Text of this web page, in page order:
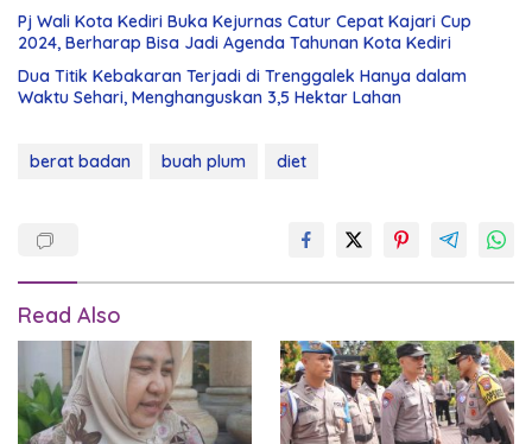
Pj Wali Kota Kediri Buka Kejurnas Catur Cepat Kajari Cup
2024, Berharap Bisa Jadi Agenda Tahunan Kota Kediri
Dua Titik Kebakaran Terjadi di Trenggalek Hanya dalam
Waktu Sehari, Menghanguskan 3,5 Hektar Lahan
berat badan buah plum diet
Read Also